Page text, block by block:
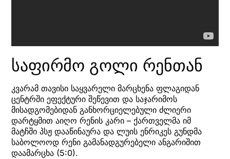
საფირმო გოლი რენთან
კვარამ თავისი საყვარელი მარცხენა ფლაგიდან
ცენტრში ეფექტური შეწევით და საჯარიმოს
მისადგომებიდან განხორციელებული ძლიერი
დარტყმით აიღო რენის კარი – ქართველმა იმ
მატჩში პსჟ დააწინაურა და ლუის ენრიკეს გუნდმა
საბოლოოდ რენი გამანადგურებელი ანგარიშით
დაამარცხა (5:0).